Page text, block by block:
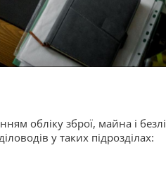
обліку зброї, майна і
у таких підрозділах: